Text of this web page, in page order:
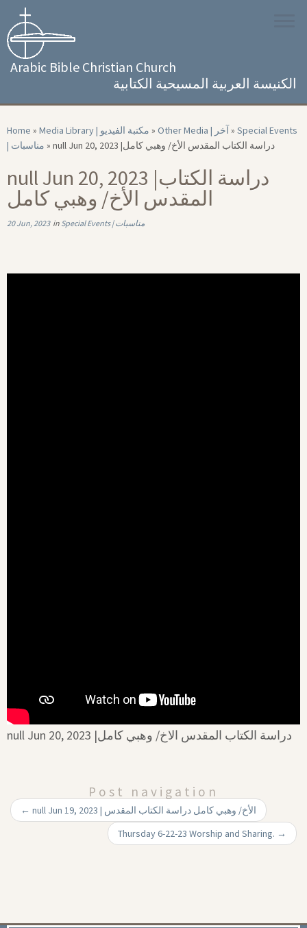
content
Arabic Bible Christian Church
الكنيسة العربية المسيحية الكتابية
Home » Media Library | مكتبة الفيديو » Other Media | آخر» Special Events
| مناسبات » null Jun 20, 2023 |‏ دراسة الكتاب المقدس الأخ/ وهبي كامل
null Jun 20, 2023 |‏ دراسة الكتاب
المقدس الأخ/ وهبي كامل
20 Jun, 2023in Special Events | مناسبات
null Jun 20, 2023 |‏ دراسة الكتاب المقدس الاخ/ وهبي كامل
Post navigation
←
null Jun 19, 2023 | الأخ/ وهبي كامل‏ دراسة الكتاب المقدس
Thursday 6-22-23 Worship and Sharing. →